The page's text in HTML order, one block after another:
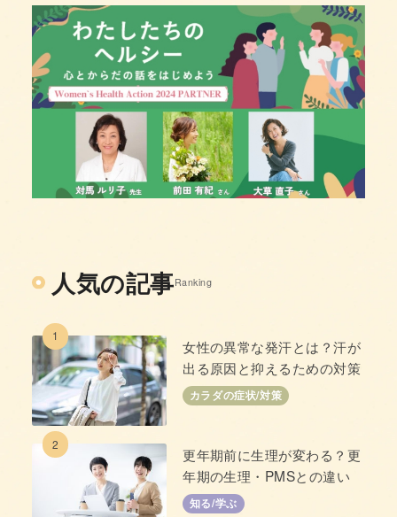
人気の記事Ranking
1
女性の異常な発汗とは？汗が
出る原因と抑えるための対策
カラダの症状/対策
2
更年期前に生理が変わる？更
年期の生理・PMSとの違い
知る/学ぶ